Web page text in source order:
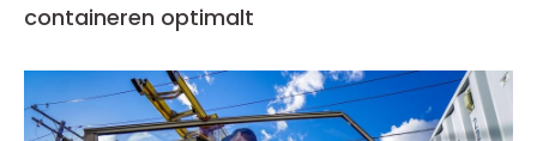
containeren optimalt